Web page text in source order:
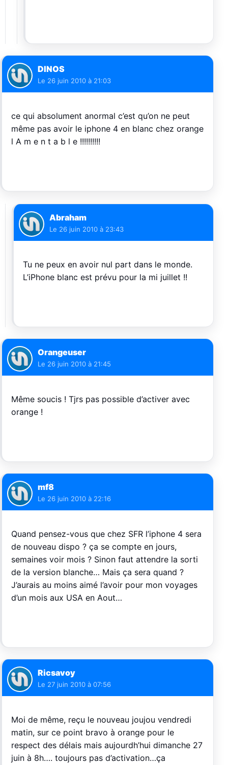
DINOS
Le 26 juin 2010 à 21:03
ce qui absolument anormal c’est qu’on ne peut
même pas avoir le iphone 4 en blanc chez orange
l A m e n t a b l e !!!!!!!!!!
Abraham
Le 26 juin 2010 à 23:43
Tu ne peux en avoir nul part dans le monde.
L’iPhone blanc est prévu pour la mi juillet !!
Orangeuser
Le 26 juin 2010 à 21:45
Même soucis ! Tjrs pas possible d’activer avec
orange !
mf8
Le 26 juin 2010 à 22:16
Quand pensez-vous que chez SFR l’iphone 4 sera
de nouveau dispo ? ça se compte en jours,
semaines voir mois ? Sinon faut attendre la sorti
de la version blanche… Mais ça sera quand ?
J’aurais au moins aimé l’avoir pour mon voyages
d’un mois aux USA en Aout…
Ricsavoy
Le 27 juin 2010 à 07:56
Moi de même, reçu le nouveau joujou vendredi
matin, sur ce point bravo à orange pour le
respect des délais mais aujourdh’hui dimanche 27
juin à 8h…. toujours pas d’activation…ça